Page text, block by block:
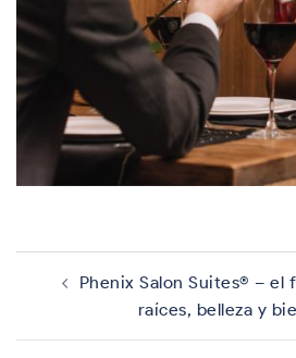
Navegación
Phenix Salon Suites® – el
raíces, belleza y